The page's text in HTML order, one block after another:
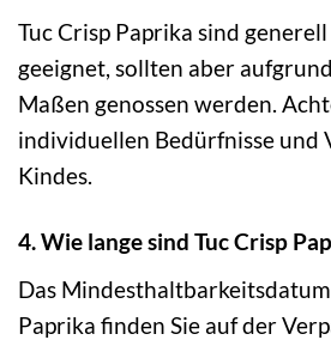
Tuc Crisp Paprika sind
geeignet, sollten aber
Maßen genossen werden.
individuellen Bedürfnisse und
Kindes.
4. Wie lange sind Tuc Crisp
Das
Paprika finden Sie auf der